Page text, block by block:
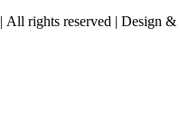
| All rights reserved | Design &